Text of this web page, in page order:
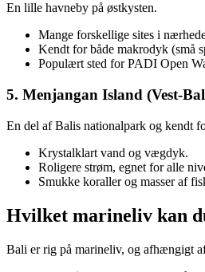
En lille havneby på østkysten.
Mange forskellige sites i
Kendt for både makrodyk (små
Populært sted for PADI Open
5. Menjangan Island (Vest-
En del af Balis nationalpark og kendt
Krystalklart vand og vægdyk.
Roligere strøm, egnet for alle
Smukke koraller og masser af
Hvilket marineliv kan
Bali er rig på marineliv, og afhængigt